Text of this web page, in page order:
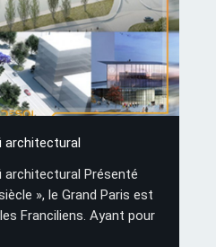
architectural
architectural Présenté
», le Grand Paris est
Franciliens. Ayant pour